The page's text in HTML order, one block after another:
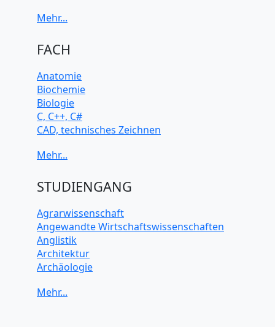
FACH
Anatomie
Biochemie
Biologie
C, C++, C#
CAD, technisches Zeichnen
Computerarchitektur
Elektrotechnik
Java
JavaScript
Künstliche Intelligenz
Latein
Makroökonomie
Mechanik
STUDIENGANG
Agrarwissenschaft
Angewandte Wirtschaftswissenschaften
Anglistik
Architektur
Archäologie
Biochemie Wissenschaften